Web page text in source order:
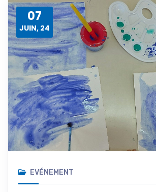
07
JUIN, 24
EVÉNEMENT